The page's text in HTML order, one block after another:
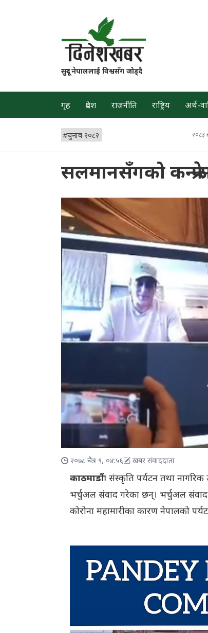
सुदूर नेपाललाई विश्वसँग जोड्दै
गृह प्रदेश राजनीति राष्ट्रिय अर्थ-
#चुनाव २०८२ २०८३
सलमानसँगको
२०७८ चैत्र ९, ०४:५६ खबर संवाददाता
काठमाडौंः संस्कृति पर्यटन तथा
भर्चुअल संवाद गरेका छन्। भर्चुअल संवाद
कोरोना महामारीका कारण नेपालको